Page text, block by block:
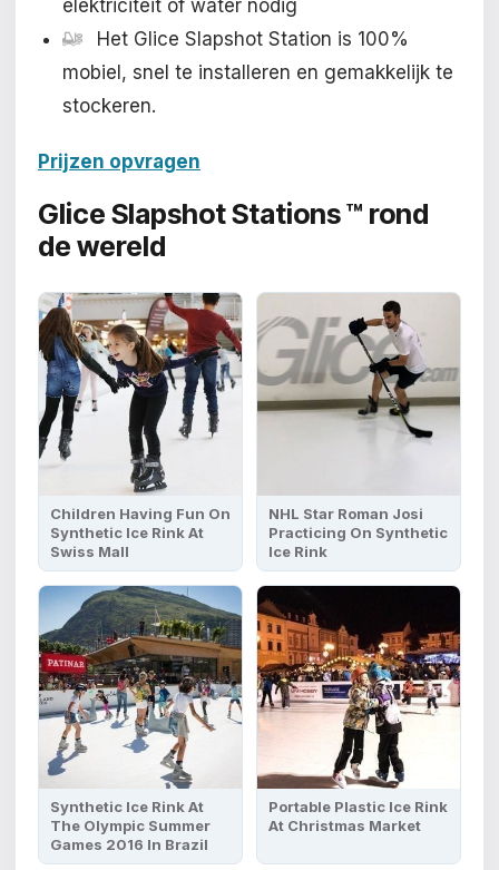
Slovenčina
Türkçe
elektriciteit of water nodig
Het Glice Slapshot Station is 100%
mobiel, snel te installeren en gemakkelijk te
stockeren.
Prijzen opvragen
Glice Slapshot Stations ™ rond
de wereld
Children Having Fun On
Synthetic Ice Rink At
Swiss Mall
NHL Star Roman Josi
Practicing On Synthetic
Ice Rink
Synthetic Ice Rink At
The Olympic Summer
Games 2016 In Brazil
Portable Plastic Ice Rink
At Christmas Market